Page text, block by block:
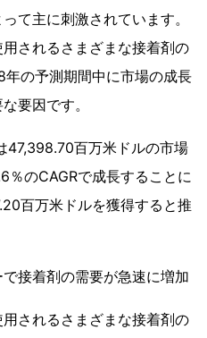
て主に刺激されています。
されるさまざまな接着剤の
の予測期間中に市場の成長
要因です。
47,398.70百万米ドルの市場
％のCAGRで成長することに
百万米ドルを獲得すると推
接着剤の需要が急速に増加
されるさまざまな接着剤の